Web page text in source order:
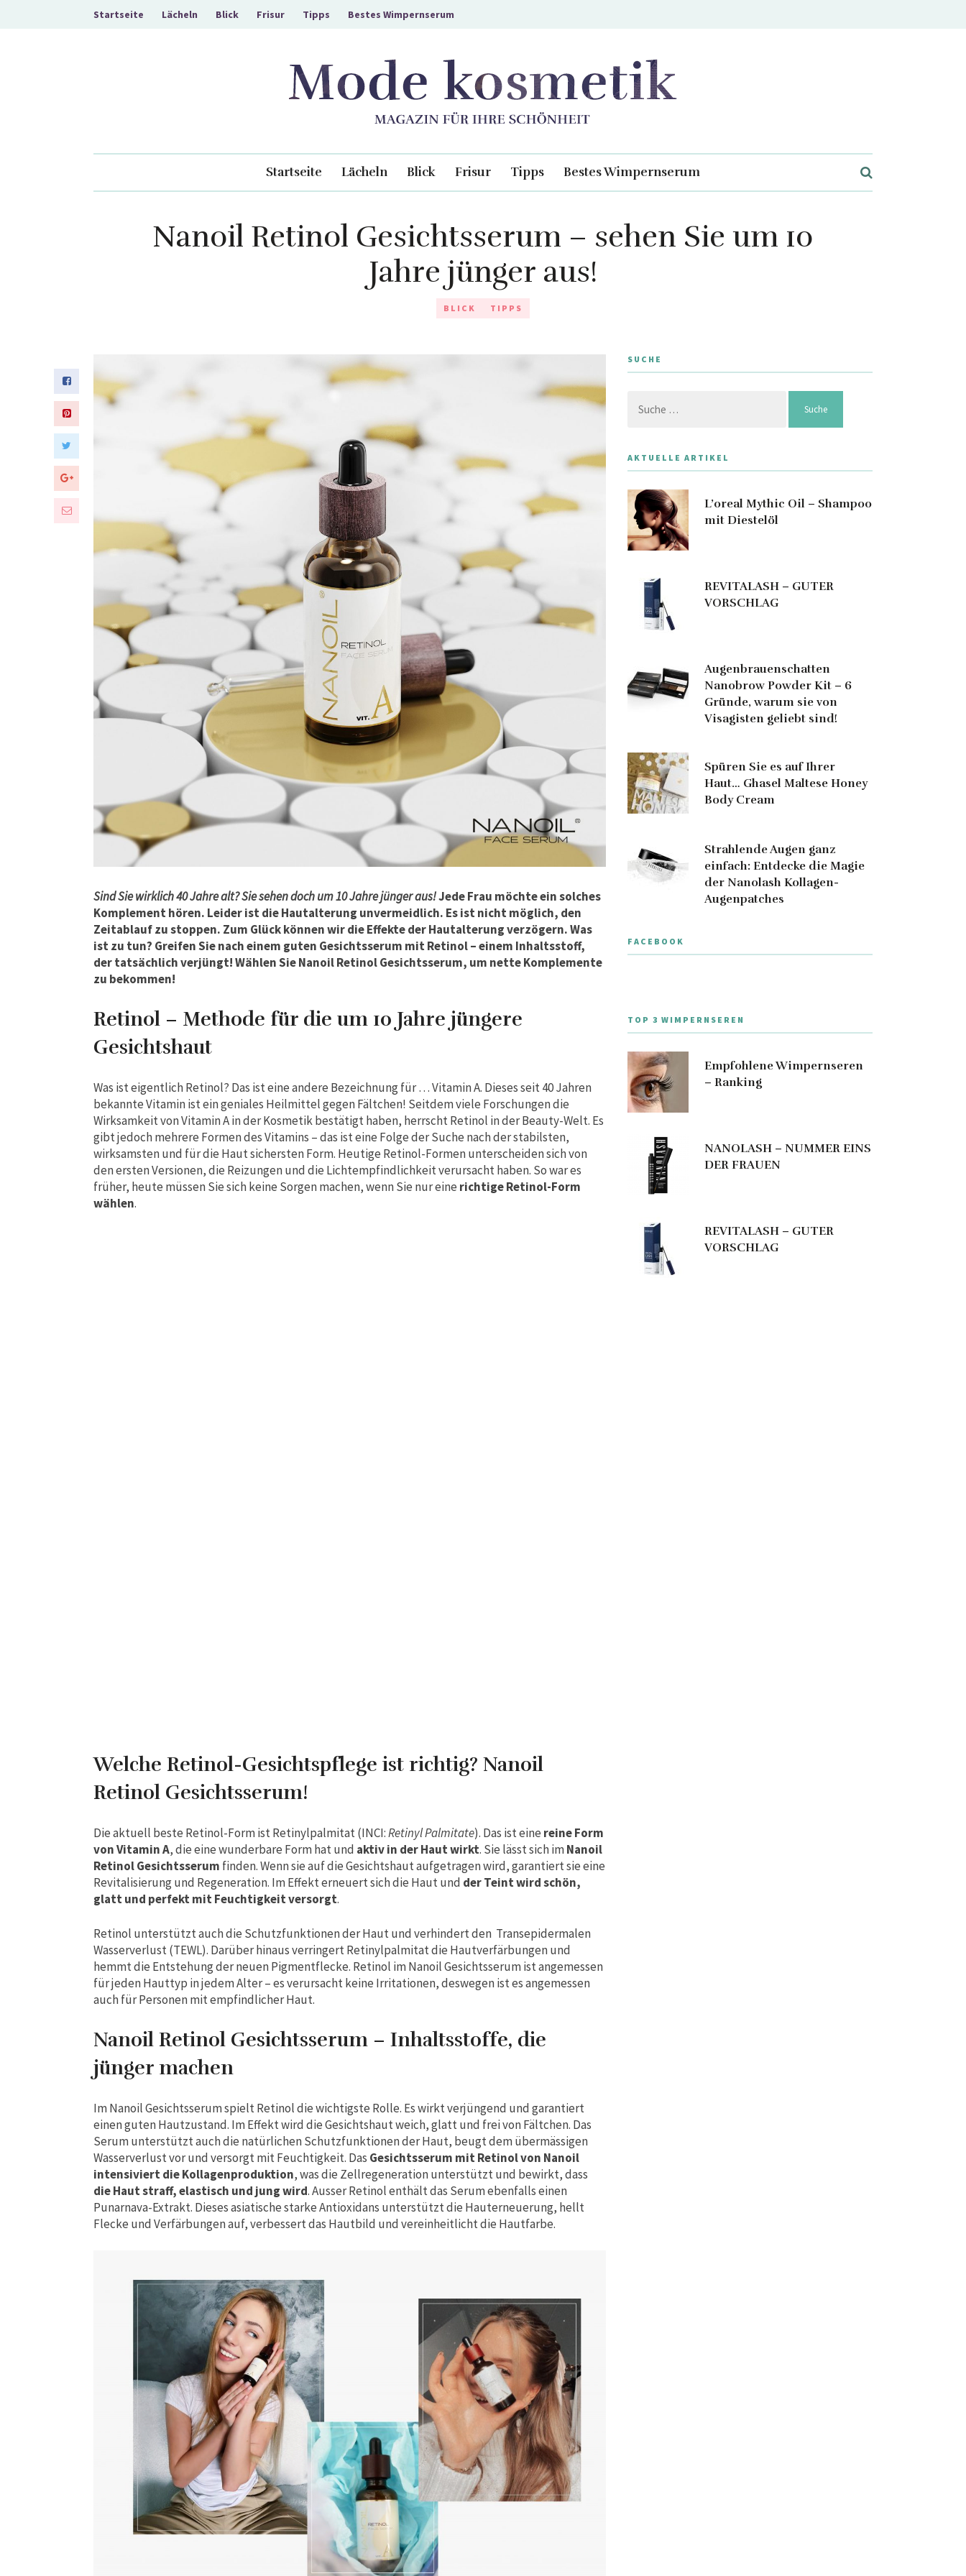
Startseite Lächeln Blick Frisur Tipps Bestes Wimpernserum
Startseite Lächeln Blick Frisur Tipps Bestes Wimpernserum
Nanoil Retinol Gesichtsserum – sehen Sie um 10
Jahre jünger aus!
BLICK TIPPS
Sind Sie wirklich 40 Jahre alt? Sie sehen doch um 10 Jahre jünger aus!Jede Frau möchte ein solches
Komplement hören. Leider ist die Hautalterung unvermeidlich. Es ist nicht möglich, den
Zeitablauf zu stoppen. Zum Glück können wir die Effekte der Hautalterung verzögern. Was
ist zu tun? Greifen Sie nach einem guten Gesichtsserum mit Retinol – einem Inhaltsstoff,
der tatsächlich verjüngt! Wählen Sie Nanoil Retinol Gesichtsserum, um nette Komplemente
zu bekommen!
Retinol – Methode für die um 10 Jahre jüngere
Gesichtshaut
Was ist eigentlich Retinol? Das ist eine andere Bezeichnung für … Vitamin A. Dieses seit 40 Jahren
bekannte Vitamin ist ein geniales Heilmittel gegen Fältchen! Seitdem viele Forschungen die
Wirksamkeit von Vitamin A in der Kosmetik bestätigt haben, herrscht Retinol in der Beauty-Welt. Es
gibt jedoch mehrere Formen des Vitamins – das ist eine Folge der Suche nach der stabilsten,
wirksamsten und für die Haut sichersten Form. Heutige Retinol-Formen unterscheiden sich von
den ersten Versionen, die Reizungen und die Lichtempfindlichkeit verursacht haben. So war es
früher, heute müssen Sie sich keine Sorgen machen, wenn Sie nur eine richtige Retinol-Form
wählen.
Welche Retinol-Gesichtspflege ist richtig? Nanoil
Retinol Gesichtsserum!
Die aktuell beste Retinol-Form ist Retinylpalmitat (INCI:Retinyl Palmitate). Das ist eine reine Form
von Vitamin A, die eine wunderbare Form hat und aktiv in der Haut wirkt. Sie lässt sich imNanoil
Retinol Gesichtsserum finden. Wenn sie auf die Gesichtshaut aufgetragen wird, garantiert sie eine
Revitalisierung und Regeneration. Im Effekt erneuert sich die Haut und der Teint wird schön,
glatt und perfekt mit Feuchtigkeit versorgt.
Retinol unterstützt auch die Schutzfunktionen der Haut und verhindert den Transepidermalen
Wasserverlust (TEWL). Darüber hinaus verringert Retinylpalmitat die Hautverfärbungen und
hemmt die Entstehung der neuen Pigmentflecke. Retinol im Nanoil Gesichtsserum ist angemessen
für jeden Hauttyp in jedem Alter – es verursacht keine Irritationen, deswegen ist es angemessen
auch für Personen mit empfindlicher Haut.
Nanoil Retinol Gesichtsserum – Inhaltsstoffe, die
jünger machen
Im Nanoil Gesichtsserum spielt Retinol die wichtigste Rolle. Es wirkt verjüngend und garantiert
einen guten Hautzustand. Im Effekt wird die Gesichtshaut weich, glatt und frei von Fältchen. Das
Serum unterstützt auch die natürlichen Schutzfunktionen der Haut, beugt dem übermässigen
Wasserverlust vor und versorgt mit Feuchtigkeit. Das Gesichtsserum mit Retinol von Nanoil
intensiviert die Kollagenproduktion, was die Zellregeneration unterstützt und bewirkt, dass
die Haut straff, elastisch und jung wird. Ausser Retinol enthält das Serum ebenfalls einen
Punarnava-Extrakt. Dieses asiatische starke Antioxidans unterstützt die Hauterneuerung, hellt
Flecke und Verfärbungen auf, verbessert das Hautbild und vereinheitlicht die Hautfarbe.
SUCHE
nach:
AKTUELLE ARTIKEL
L’oreal Mythic Oil – Shampoo
mit Diestelöl
REVITALASH – GUTER
VORSCHLAG
Augenbrauenschatten
Nanobrow Powder Kit – 6
Gründe, warum sie von
Visagisten geliebt sind!
Spüren Sie es auf Ihrer
Haut… Ghasel Maltese Honey
Body Cream
Strahlende Augen ganz
einfach: Entdecke die Magie
der Nanolash Kollagen-
Augenpatches
FACEBOOK
TOP 3 WIMPERNSEREN
Empfohlene Wimpernseren
– Ranking
NANOLASH – NUMMER EINS
DER FRAUEN
REVITALASH – GUTER
VORSCHLAG